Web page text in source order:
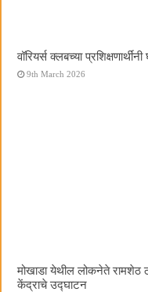
वॉरियर्स क्लबच्या
9th March 2026
मोखाडा येथील लोकनेते रामशेठ
केंद्राचे उद्घाटन